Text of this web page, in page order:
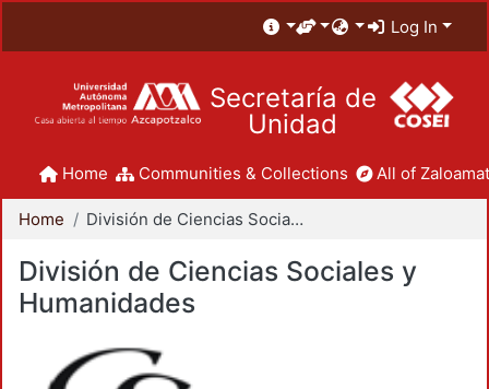
Log In
Secretaría de
Unidad
Home Communities & Collections All of
Home División de Ciencias Sociales y Humanidades
División de Ciencias Sociales y
Humanidades